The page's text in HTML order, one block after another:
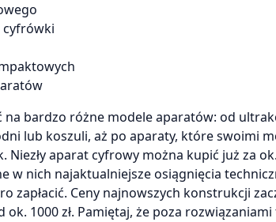
cyfrówki
bardzo różne modele aparatów: od
lub koszuli, aż po aparaty, które swoimi
aparat cyfrowy można kupić już za
w nich najaktualniejsze osiągnięcia
zapłacić. Ceny najnowszych konstrukcji
1000 zł. Pamiętaj, że poza